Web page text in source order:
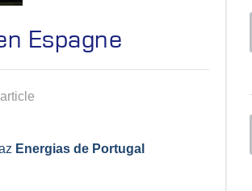
Espagne
Energias de Portugal